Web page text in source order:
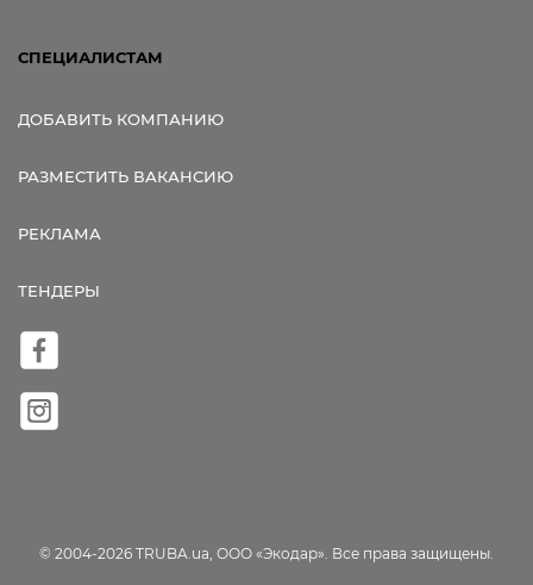
СПЕЦИАЛИСТАМ
ДОБАВИТЬ КОМПАНИЮ
РАЗМЕСТИТЬ ВАКАНСИЮ
РЕКЛАМА
ТЕНДЕРЫ
© 2004-2026 TRUBA.ua, ООО «Экодар». Все права защищены.